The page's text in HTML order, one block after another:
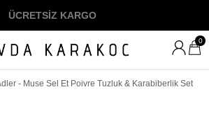
ÜCRETSİZ KARGO
0
- Muse Sel Et Poivre Tuzluk & Karabiberlik Set